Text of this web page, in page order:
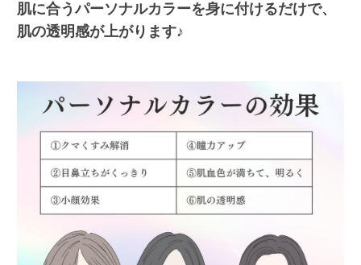
肌に合うパーソナルカラーを身に付けるだけで、
肌の透明感が上がります♪